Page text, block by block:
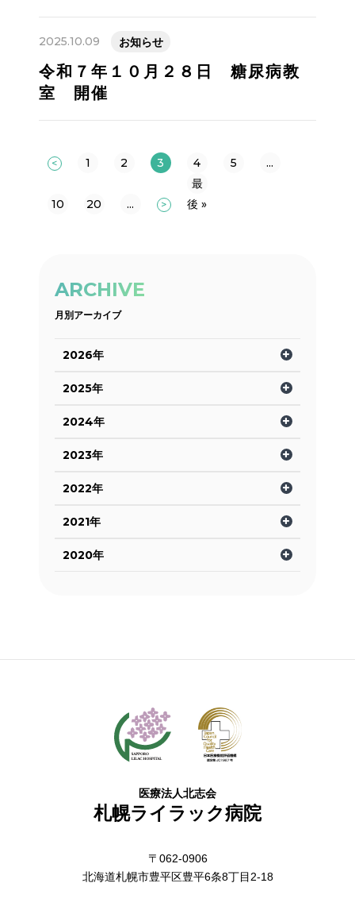
2025.10.09 お知らせ
令和７年１０月２８日 糖尿病教
室 開催
< 1 2 3 4 5 ...
10 20 ... >
最
後 »
ARCHIVE
月別アーカイブ
2026年
2025年
2024年
2023年
2022年
2021年
2020年
医療法人北志会
札幌ライラック病院
〒062-0906
北海道札幌市豊平区豊平6条8丁目2-18